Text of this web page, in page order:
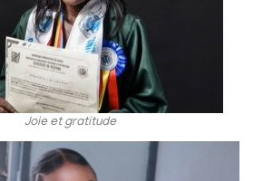
Joie et gratitude